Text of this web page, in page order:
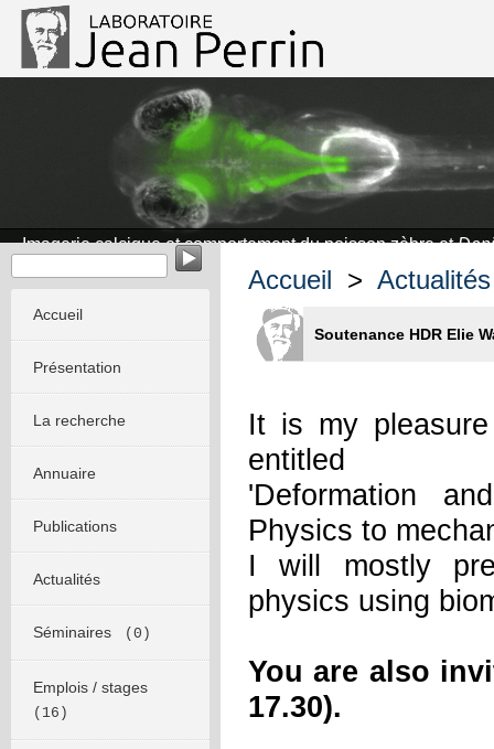
Imagerie calcique et comportement du poisson zèbre et
Accueil
Présentation
La recherche
Annuaire
Publications
Actualités
Séminaires (0)
Emplois / stages
(16)
Accueil > Actualités
Soutenance HDR Elie
It is my
entitled
'Deformation
Physics to
I will mostly
physics using
You are also
17.30).